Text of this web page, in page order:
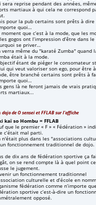
sera reprise pendant des années,
martiaux à qui cela ne correspond
pour la pub certains sont prêts à dire
quoi…
moment que c’est à la mode, que les
gogos ont l’impression d’être dans le
se priver…
verra même du "karaté Zumba" quand
était à la mode.
étant de piéger le consomateur
qui veut valoriser son ego, pour être
être branché certains sont prêts à
quoi…
gens là ne feront jamais de vrais
martiaux...
dojo de O sensei et FFLAB sur l'affiche
kaï so Hombu = FFLAB
que le premier « F » « Fédération »
c’était mal parti.
n'était plus dans les "associations
fonctionnement traditionnel de dojo.
de dix ans de fédération sportive ça
on se rend compte là à quel point
le jugement.
un fonctionnement traditionnel
culturelle et d’école en
fédération comme n’importe
sportive c’est-à-dire un
opposé.